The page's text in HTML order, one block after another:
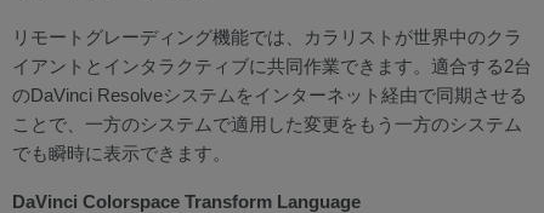
リモートグレーディング機能では、カラリストが世界中のクラ
イアントとインタラクティブに共同作業できます。適合する2台
のDaVinci Resolveシステムをインターネット経由で同期させる
ことで、一方のシステムで適用した変更をもう一方のシステム
でも瞬時に表示できます。
DaVinci Colorspace Transform Language